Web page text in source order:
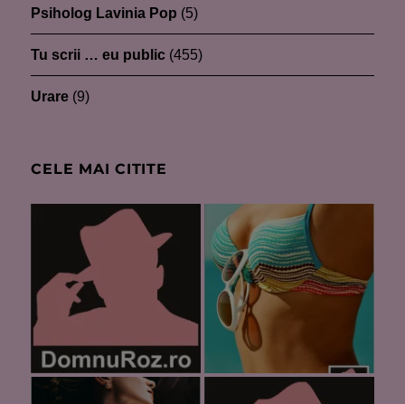
Psiholog Lavinia Pop (5)
Tu scrii … eu public (455)
Urare (9)
CELE MAI CITITE